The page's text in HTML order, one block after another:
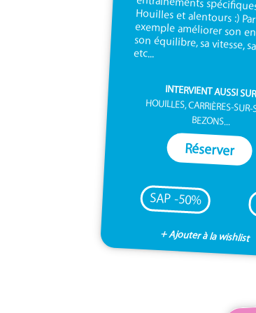
etc...
INTERVIENT AUSSI
HOUILLES, CARRIÈRES-
BEZONS...
Réserver
SAP -50%
+ Ajouter à la wishlist